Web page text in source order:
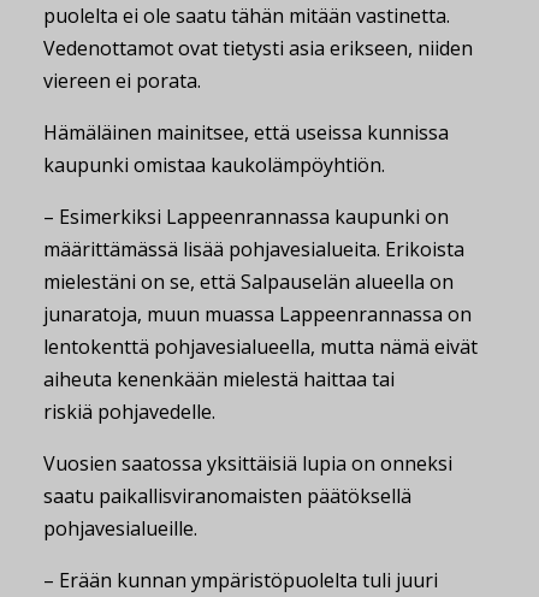
puolelta ei ole saatu tähän mitään vastinetta.
Vedenottamot ovat tietysti asia erikseen, niiden
viereen ei porata.
Hämäläinen mainitsee, että useissa kunnissa
kaupunki omistaa kaukolämpöyhtiön.
– Esimerkiksi Lappeenrannassa kaupunki on
määrittämässä lisää pohjavesialueita. Erikoista
mielestäni on se, että Salpauselän alueella on
junaratoja, muun muassa Lappeenrannassa on
lentokenttä pohjavesialueella, mutta nämä eivät
aiheuta kenenkään mielestä haittaa tai
riskiä pohjavedelle.
Vuosien saatossa yksittäisiä lupia on onneksi
saatu paikallisviranomaisten päätöksellä
pohjavesialueille.
– Erään kunnan ympäristöpuolelta tuli juuri